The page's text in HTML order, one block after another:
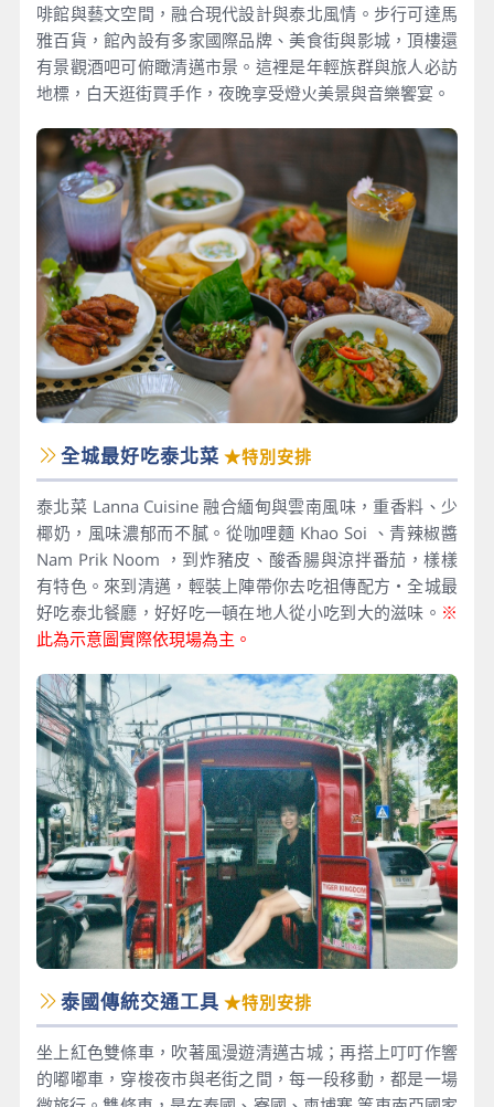
啡館與藝文空間，融合現代設計與泰北風情。步行可達馬
雅百貨，館內設有多家國際品牌、美食街與影城，頂樓還
有景觀酒吧可俯瞰清邁市景。這裡是年輕族群與旅人必訪
地標，白天逛街買手作，夜晚享受燈火美景與音樂饗宴。
全城最好吃泰北菜 ★特別安排
泰北菜 Lanna Cuisine 融合緬甸與雲南風味，重香料、少
椰奶，風味濃郁而不膩。從咖哩麵 Khao Soi 、青辣椒醬
Nam Prik Noom ，到炸豬皮、酸香腸與涼拌番茄，樣樣
有特色。來到清邁，輕裝上陣帶你去吃祖傳配方・全城最
好吃泰北餐廳，好好吃一頓在地人從小吃到大的滋味。 ※
此為示意圖實際依現場為主。
泰國傳統交通工具 ★特別安排
坐上紅色雙條車，吹著風漫遊清邁古城；再搭上叮叮作響
的嘟嘟車，穿梭夜市與老街之間，每一段移動，都是一場